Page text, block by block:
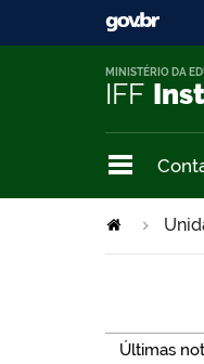
IFF
MINISTÉRIO DA
Últimas